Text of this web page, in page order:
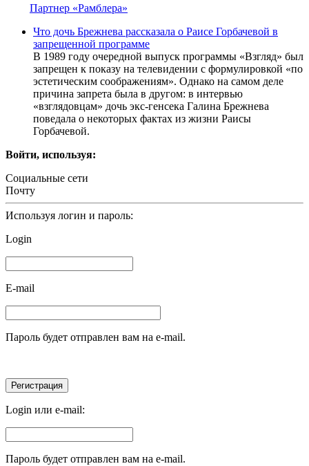
Партнер «Рамблера»
Что дочь Брежнева рассказала о Раисе Горбачевой в
запрещенной программе
В 1989 году очередной выпуск программы «Взгляд» был
запрещен к показу на телевидении с формулировкой «по
эстетическим соображениям». Однако на самом деле
причина запрета была в другом: в интервью
«взглядовцам» дочь экс-генсека Галина Брежнева
поведала о некоторых фактах из жизни Раисы
Горбачевой.
Войти, используя:
Социальные сети
Почту
Используя логин и пароль:
Login
E-mail
Пароль будет отправлен вам на e-mail.
Login или e-mail:
Пароль будет отправлен вам на e-mail.